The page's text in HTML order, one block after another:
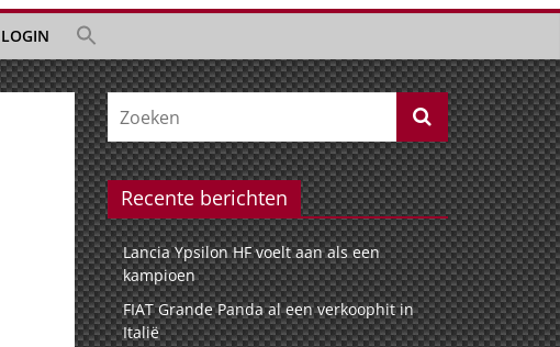
LOGIN
Recente berichten
Lancia Ypsilon HF voelt aan als een
kampioen
FIAT Grande Panda al een verkoophit in
Italië